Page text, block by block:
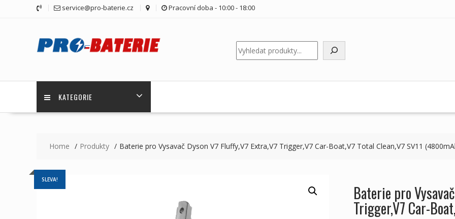
service@pro-baterie.cz Pracovní doba - 10:00 - 18:00
Hledat
KATEGORIE
Home Produkty Baterie pro Vysavač Dyson V7 Fluffy,V7 Extra,V7 Trigger,V7 Car-Boat,V7 Total Clean,V7 SV11
SLEVA!
Baterie pro
Trigger,V7 Car-